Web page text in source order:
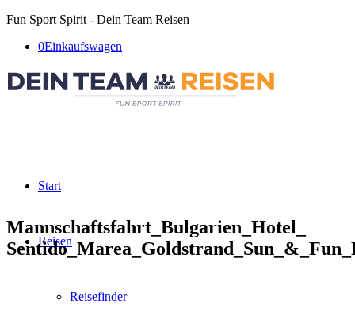
Fun Sport Spirit - Dein Team Reisen
0Einkaufswagen
Start
Reisen
Reisefinder
Mannschaftsfahrt_Bulgarien_Hotel_